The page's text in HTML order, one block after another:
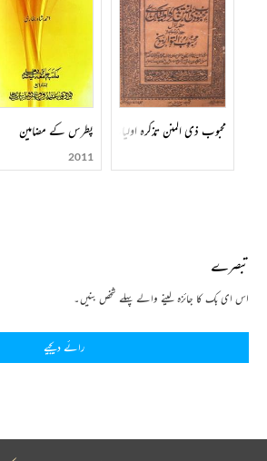
محبوب ذی المنن تذکرہ اولیائے دکنپطرس کے مضامین
2011
تبصرے
اس ای بک کا جائزہ لینے والے پہلے شخص بنیں۔
رائے دیجیے